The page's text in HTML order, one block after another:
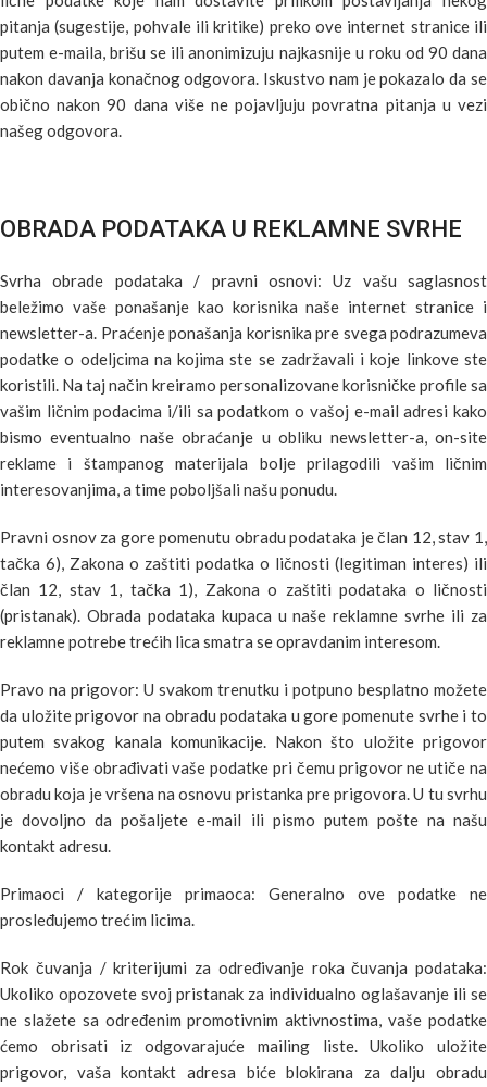
pitanja (sugestije, pohvale ili kritike) preko ove internet stranice ili
putem e-maila, brišu se ili anonimizuju najkasnije u roku od 90 dana
nakon davanja konačnog odgovora. Iskustvo nam je pokazalo da se
obično nakon 90 dana više ne pojavljuju povratna pitanja u vezi
našeg odgovora.
OBRADA PODATAKA U REKLAMNE SVRHE
Svrha obrade podataka / pravni osnovi: Uz vašu saglasnost
beležimo vaše ponašanje kao korisnika naše internet stranice i
newsletter-a. Praćenje ponašanja korisnika pre svega podrazumeva
podatke o odeljcima na kojima ste se zadržavali i koje linkove ste
koristili. Na taj način kreiramo personalizovane korisničke profile sa
vašim ličnim podacima i/ili sa podatkom o vašoj e-mail adresi kako
bismo eventualno naše obraćanje u obliku newsletter-a, on-site
reklame i štampanog materijala bolje prilagodili vašim ličnim
interesovanjima, a time poboljšali našu ponudu.
Pravni osnov za gore pomenutu obradu podataka je član 12, stav 1,
tačka 6), Zakona o zaštiti podatka o ličnosti (legitiman interes) ili
član 12, stav 1, tačka 1), Zakona o zaštiti podataka o ličnosti
(pristanak). Obrada podataka kupaca u naše reklamne svrhe ili za
reklamne potrebe trećih lica smatra se opravdanim interesom.
Pravo na prigovor: U svakom trenutku i potpuno besplatno možete
da uložite prigovor na obradu podataka u gore pomenute svrhe i to
putem svakog kanala komunikacije. Nakon što uložite prigovor
nećemo više obrađivati vaše podatke pri čemu prigovor ne utiče na
obradu koja je vršena na osnovu pristanka pre prigovora. U tu svrhu
je dovoljno da pošaljete e-mail ili pismo putem pošte na našu
kontakt adresu.
Primaoci / kategorije primaoca: Generalno ove podatke ne
prosleđujemo trećim licima.
Rok čuvanja / kriterijumi za određivanje roka čuvanja podataka:
Ukoliko opozovete svoj pristanak za individualno oglašavanje ili se
ne slažete sa određenim promotivnim aktivnostima, vaše podatke
ćemo obrisati iz odgovarajuće mailing liste. Ukoliko uložite
prigovor, vaša kontakt adresa biće blokirana za dalju obradu